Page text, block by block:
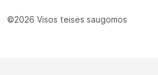
©2026 Visos teisės saugomos